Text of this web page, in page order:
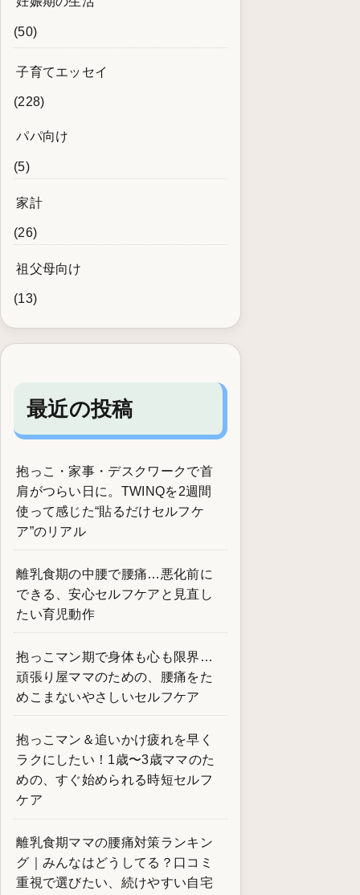
(50)
子育てエッセイ
(228)
パパ向け
(5)
家計
(26)
祖父母向け
(13)
最近の投稿
抱っこ・家事・デスクワークで首
肩がつらい日に。TWINQを2週間
使って感じた“貼るだけセルフケ
ア”のリアル
離乳食期の中腰で腰痛…悪化前に
できる、安心セルフケアと見直し
たい育児動作
抱っこマン期で身体も心も限界…
頑張り屋ママのための、腰痛をた
めこまないやさしいセルフケア
抱っこマン＆追いかけ疲れを早く
ラクにしたい！1歳〜3歳ママのた
めの、すぐ始められる時短セルフ
ケア
離乳食期ママの腰痛対策ランキン
グ｜みんなはどうしてる？口コミ
重視で選びたい、続けやすい自宅